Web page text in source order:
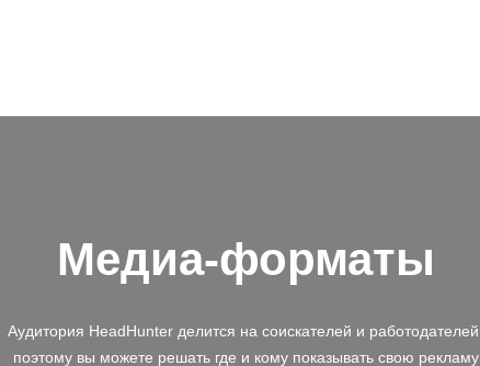
Медиа-форматы
Аудитория HeadHunter делится на соискателей и работодателей,
поэтому вы можете решать где и кому показывать свою рекламу